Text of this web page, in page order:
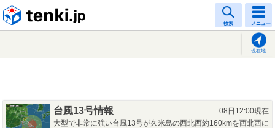
検索 メニュー
現在地
台風13号情報
08日12:00現在
大型で非常に強い台風13号が久米島の西北西約160kmを西北西に